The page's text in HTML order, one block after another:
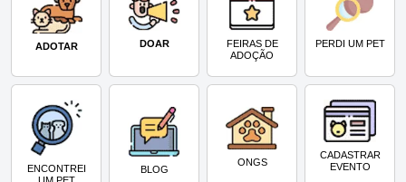
ADOTAR DOAR
FEIRAS DE
ADOÇÃO
PERDI UM PET
ENCONTREI
BLOG
ONGS
CADASTRAR
EVENTO